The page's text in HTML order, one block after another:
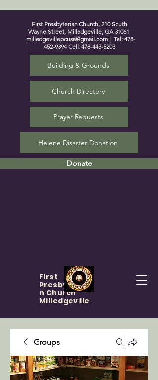
First Presbyterian Church, 210 South
Wayne Street, Milledgeville, GA 31061
milledgevillepcusa@gmail.com | Tel: 478-
452-9394Cell: 478-443-5203
Building & Grounds
Church Directory
Prayer Requests
Helene Disaster Donation
Donate
First
Presbyteria
n Church
Milledgeville
Groups